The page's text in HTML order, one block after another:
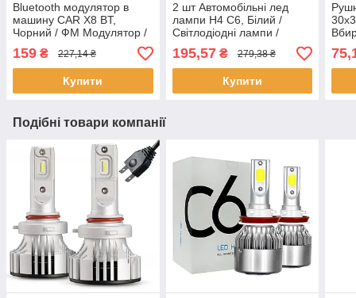
Bluetooth модулятор в
машину CAR X8 BT,
Чорний / ФМ Модулятор /
ФМ Трансмітер з блютуз /
Блютуз модулятор
159 ₴ 227,14 ₴
Купити
2 шт Автомобільні лед
лампи H4 C6, Білий /
Світлодіодні лампи /
для авто
195,57₴ 279,38 ₴
Купити
Подібні товари компанії